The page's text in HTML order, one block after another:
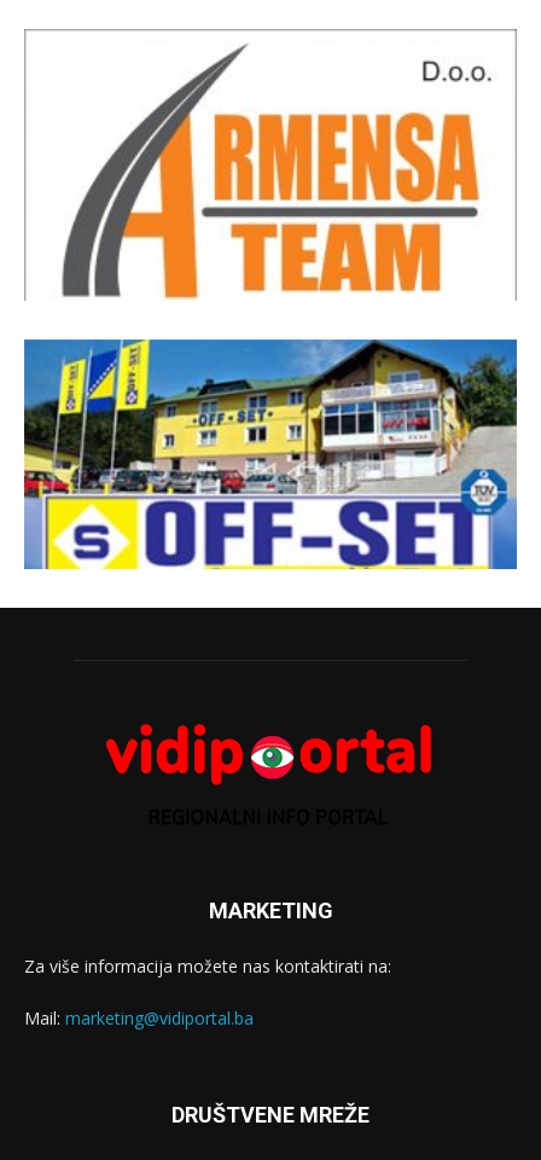
MARKETING
Za više informacija možete nas kontaktirati na:
Mail: marketing@vidiportal.ba
DRUŠTVENE MREŽE